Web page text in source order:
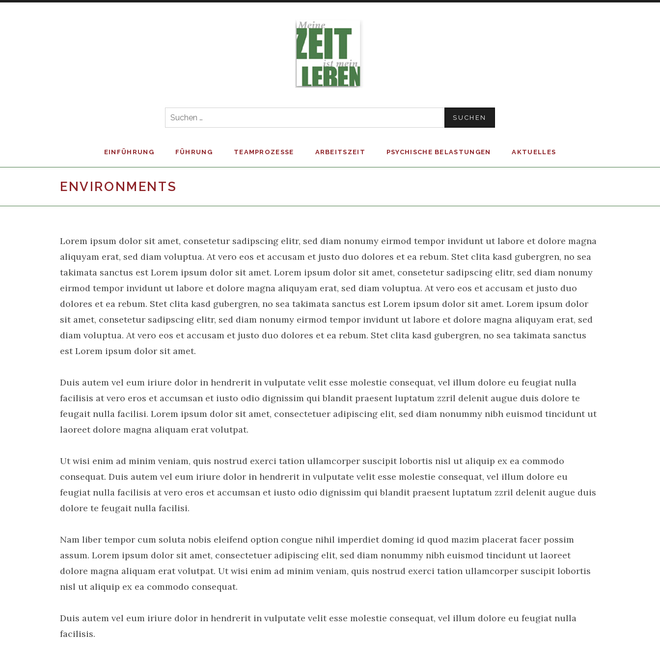
nach:
EINFÜHRUNG FÜHRUNG TEAMPROZESSE ARBEITSZEIT PSYCHISCHE BELASTUNGEN AKTUELLES
ENVIRONMENTS
Lorem ipsum dolor sit amet, consetetur sadipscing elitr, sed diam nonumy eirmod tempor invidunt ut labore et dolore magna
aliquyam erat, sed diam voluptua. At vero eos et accusam et justo duo dolores et ea rebum. Stet clita kasd gubergren, no sea
takimata sanctus est Lorem ipsum dolor sit amet. Lorem ipsum dolor sit amet, consetetur sadipscing elitr, sed diam nonumy
eirmod tempor invidunt ut labore et dolore magna aliquyam erat, sed diam voluptua. At vero eos et accusam et justo duo
dolores et ea rebum. Stet clita kasd gubergren, no sea takimata sanctus est Lorem ipsum dolor sit amet. Lorem ipsum dolor
sit amet, consetetur sadipscing elitr, sed diam nonumy eirmod tempor invidunt ut labore et dolore magna aliquyam erat, sed
diam voluptua. At vero eos et accusam et justo duo dolores et ea rebum. Stet clita kasd gubergren, no sea takimata sanctus
est Lorem ipsum dolor sit amet.
Duis autem vel eum iriure dolor in hendrerit in vulputate velit esse molestie consequat, vel illum dolore eu feugiat nulla
facilisis at vero eros et accumsan et iusto odio dignissim qui blandit praesent luptatum zzril delenit augue duis dolore te
feugait nulla facilisi. Lorem ipsum dolor sit amet, consectetuer adipiscing elit, sed diam nonummy nibh euismod tincidunt ut
laoreet dolore magna aliquam erat volutpat.
Ut wisi enim ad minim veniam, quis nostrud exerci tation ullamcorper suscipit lobortis nisl ut aliquip ex ea commodo
consequat. Duis autem vel eum iriure dolor in hendrerit in vulputate velit esse molestie consequat, vel illum dolore eu
feugiat nulla facilisis at vero eros et accumsan et iusto odio dignissim qui blandit praesent luptatum zzril delenit augue duis
dolore te feugait nulla facilisi.
Nam liber tempor cum soluta nobis eleifend option congue nihil imperdiet doming id quod mazim placerat facer possim
assum. Lorem ipsum dolor sit amet, consectetuer adipiscing elit, sed diam nonummy nibh euismod tincidunt ut laoreet
dolore magna aliquam erat volutpat. Ut wisi enim ad minim veniam, quis nostrud exerci tation ullamcorper suscipit lobortis
nisl ut aliquip ex ea commodo consequat.
Duis autem vel eum iriure dolor in hendrerit in vulputate velit esse molestie consequat, vel illum dolore eu feugiat nulla
facilisis.